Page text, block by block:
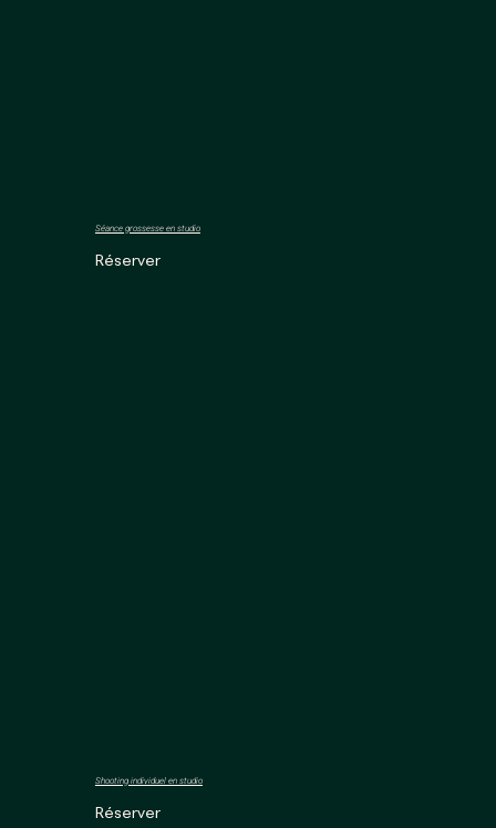
Séance grossesse en studio
Réserver
Shooting individuel en studio
Réserver